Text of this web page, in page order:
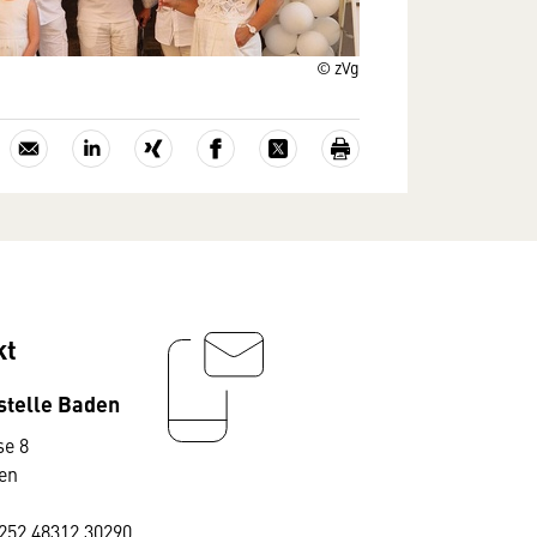
© zVg
Baden
8
48312 30290